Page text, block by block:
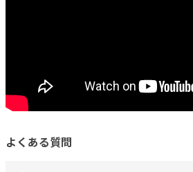
よくある質問